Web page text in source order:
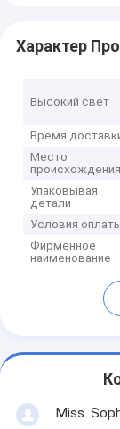
Характер
Высокий свет
Время
Место
происхождения
Упаковывая
детали
Условия
Фирменное
наименование
Miss.